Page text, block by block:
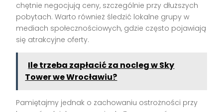
chętnie negocjują ceny, szczególnie przy dłuższych
pobytach. Warto również śledzić lokalne grupy w
mediach społecznościowych, gdzie często pojawiają
się atrakcyjne oferty.
Ile trzeba zapłacić za nocleg w Sky
Tower we Wrocławiu?
Pamiętajmy jednak o zachowaniu ostrożności przy